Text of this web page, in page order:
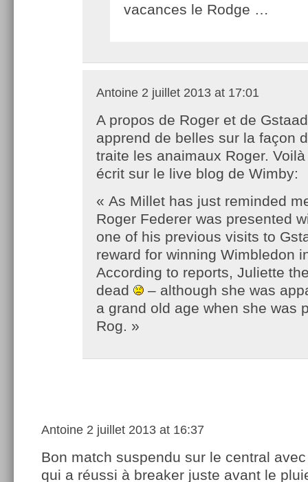
vacances le Rodge …
Antoine 2 juillet 2013 at 17:01
A propos de Roger et de
apprend de belles sur la façon
traite les anaimaux Roger.
écrit sur le live blog de Wimby:
« As Millet has just reminded
Roger Federer was presented
one of his previous visits to
reward for winning Wimbledon
According to reports, Juliette
dead
– although she was
a grand old age when she was
Rog. »
Antoine 2 juillet 2013 at 16:37
Bon match suspendu sur le central
qui a réussi à breaker juste avant le